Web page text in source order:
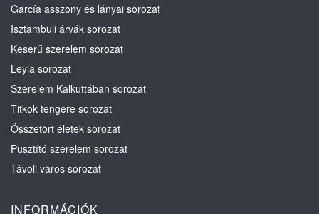
García asszony és lányai sorozat
Isztambuli árvák sorozat
Keserű szerelem sorozat
Leyla sorozat
Szerelem Kalkuttában sorozat
Titkok tengere sorozat
Összetört életek sorozat
Pusztító szerelem sorozat
Távoli város sorozat
INFORMÁCIÓK